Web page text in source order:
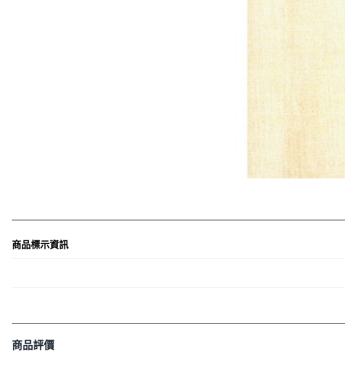
商品標示資訊
商品評價